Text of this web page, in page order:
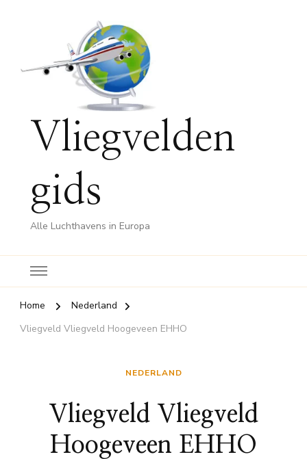
Vliegvelden
gids
Alle Luchthavens in Europa
Home
Nederland
Vliegveld Vliegveld Hoogeveen EHHO
NEDERLAND
Vliegveld Vliegveld
Hoogeveen EHHO